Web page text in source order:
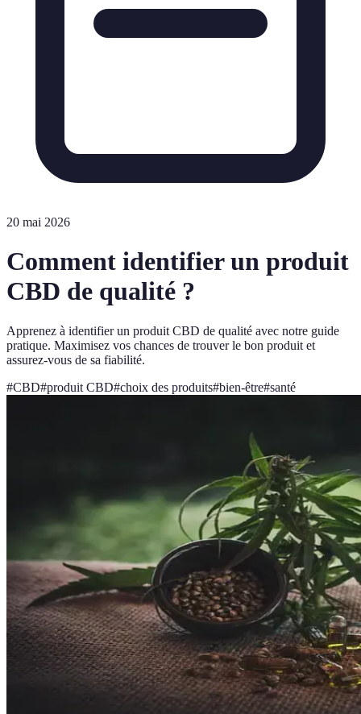
20 mai 2026
Comment identifier un produit
CBD de qualité ?
Apprenez à identifier un produit CBD de qualité avec notre guide
pratique. Maximisez vos chances de trouver le bon produit et
assurez-vous de sa fiabilité.
#CBD#produit CBD#choix des produits#bien-être#santé